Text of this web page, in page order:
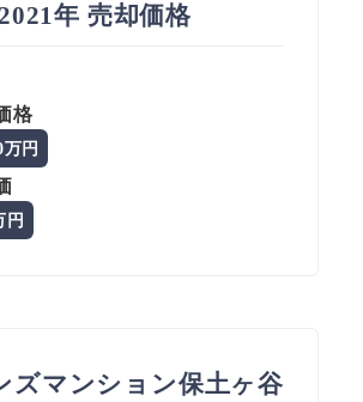
年 売却価格
格
円
円
ズマンション保土ヶ谷